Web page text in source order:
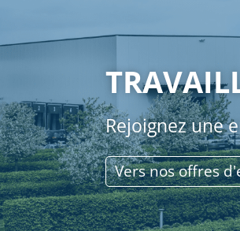
Rejoignez une
Vers nos offres